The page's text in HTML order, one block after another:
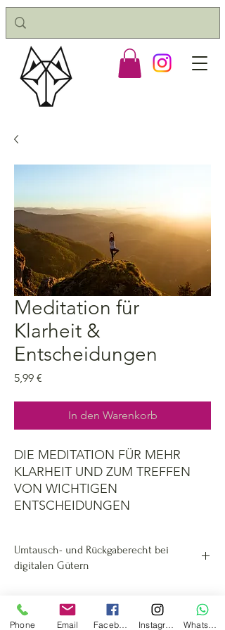
Meditation für
Klarheit &
Entscheidungen
5,99 €
In den Warenkorb
DIE MEDITATION FÜR MEHR
KLARHEIT UND ZUM TREFFEN
VON WICHTIGEN
ENTSCHEIDUNGEN
Umtausch- und Rückgaberecht bei
digitalen Gütern
Gütern
Digitale Güter (z. B. Downloads,
Phone Email